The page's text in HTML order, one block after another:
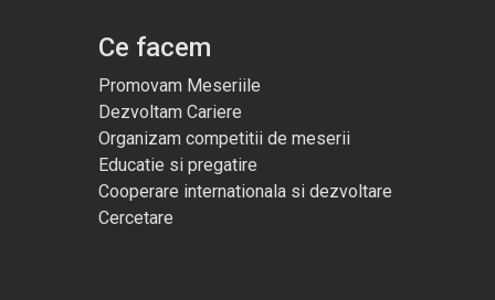
Ce facem
Promovam Meseriile
Dezvoltam Cariere
Organizam competitii de meserii
Educatie si pregatire
Cooperare internationala si dezvoltare
Cercetare